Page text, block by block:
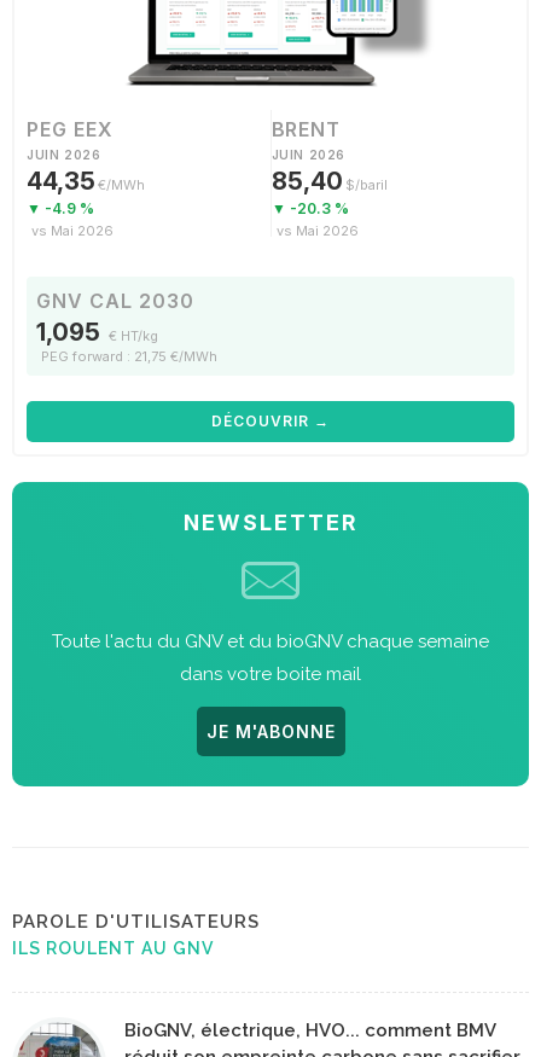
PEG EEX
JUIN 2026
44,35 €/MWh
▼ -4.9 %
vs Mai 2026
BRENT
JUIN 2026
85,40 $/baril
▼ -20.3 %
vs Mai 2026
GNV CAL 2030
1,095 € HT/kg
PEG forward : 21,75 €/MWh
DÉCOUVRIR →
NEWSLETTER
Toute l'actu du GNV et du bioGNV chaque semaine
dans votre boite mail
JE M'ABONNE
PAROLE D'UTILISATEURS
ILS ROULENT AU GNV
BioGNV, électrique, HVO... comment BMV